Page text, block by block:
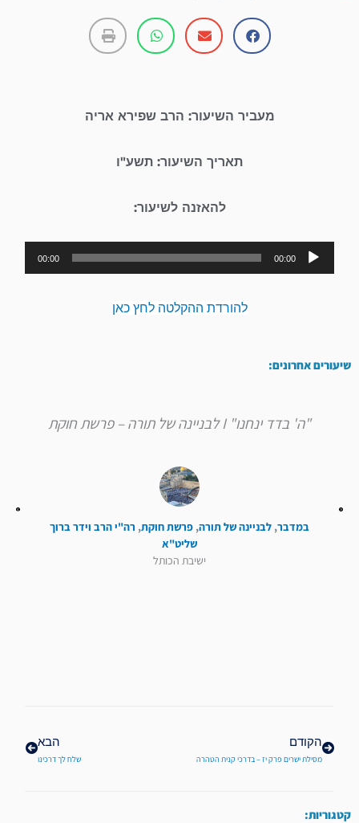
מעביר השיעור: הרב שפירא אריה
תאריך השיעור: תשע"ו
להאזנה לשיעור:
נגן
אודיו
00:00
00:00
להורדת ההקלטה לחץ כאן
שיעורים אחרונים:
"ה' בדד ינחנו" I לבניינה של תורה – פרשת חוקת
במדבר, לבניינה של תורה, פרשת חוקת, רה"י הרב וידר ברוך
שליט"א
ישיבת הכותל
הקודם
מסילת ישרים פרק יז – בדרכי קנית הטהרה
הבא
שלח לך דרכינו
קטגוריות: